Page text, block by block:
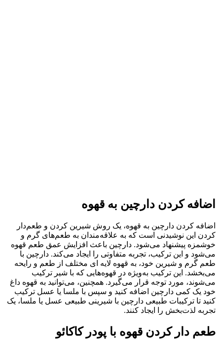
اضافه کردن دارچین به قهوه
اضافه کردن دارچین به قهوه، یک روش شیرین کردن و طعم‌دار
کردن این نوشیدنی است که به علاقه‌مندان به طعم‌های گرم و
خوشمزه پیشنهاد می‌شود. دارچین باعث افزایش عمق طعم قهوه
می‌شود و این ترکیب، تجربه متفاوتی را ایجاد می‌کند. دارچین با
طعم گرم و شیرین خود، به قهوه لایه ای مختلف از طعم و رایحه
می‌بخشد. این ترکیب به‌ویژه در قهوه‌هایی که با شیر ترکیب
می‌شوند، مورد توجه قرار می‌گیرد. همچنین، می‌توانید به قهوه داغ
خود یک کمی دارچین اضافه کنید و سپس با ملسا یا عسل ترکیب
کنید تا ترکیبات طبیعی دارچین با شیرینی طبیعی عسل یا ملسا، یک
تجربه لذت‌بخش را ایجاد کنند.
طعم دار کردن قهوه با پودر کاکائو